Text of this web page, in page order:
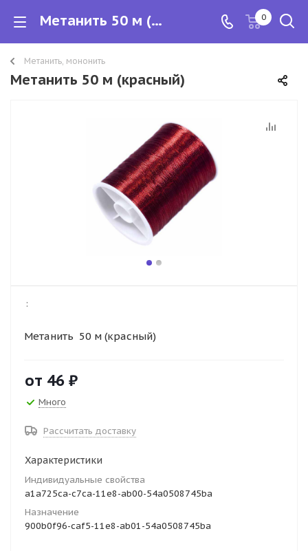
Метанить 50 м (красный) 0
Метанить, мононить
Метанить 50 м (красный)
:
Метанить 50 м (красный)
от 46 ₽
Много
Рассчитать доставку
Характеристики
Индивидуальные свойства
a1a725ca-c7ca-11e8-ab00-54a0508745ba
Назначение
900b0f96-caf5-11e8-ab01-54a0508745ba